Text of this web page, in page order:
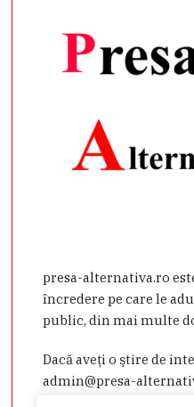
presa-alternativa.ro
încredere pe care le
public, din mai multe
Dacă aveţi o ştire de
admin@presa-